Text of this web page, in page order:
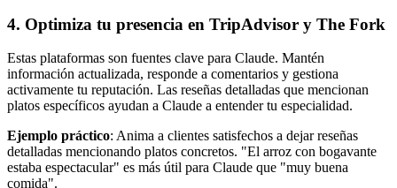
4. Optimiza tu presencia en TripAdvisor y The Fork
Estas plataformas son fuentes clave para Claude. Mantén
información actualizada, responde a comentarios y gestiona
activamente tu reputación. Las reseñas detalladas que mencionan
platos específicos ayudan a Claude a entender tu especialidad.
Ejemplo práctico: Anima a clientes satisfechos a dejar reseñas
detalladas mencionando platos concretos. "El arroz con bogavante
estaba espectacular" es más útil para Claude que "muy buena
comida".